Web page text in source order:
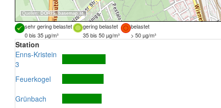
Quellen: DORIS, basemap.at
sehr gering belastet gering belastet
belastet
0 bis 35 µg/m³
35 bis 50 µg/m³ > 50 µg/m³
Station
Enns-Kristein
3
Feuerkogel
Grünbach